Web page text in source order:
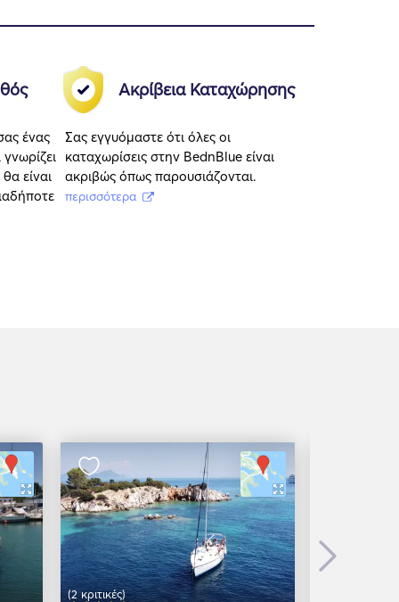
ένας
είναι
Ακρίβεια Καταχώρησης
Σας εγγυόμαστε ότι όλες οι
καταχωρίσεις στην BednBlue είναι
ακριβώς όπως παρουσιάζονται.
περισσότερα
(2 κριτικές)
Next